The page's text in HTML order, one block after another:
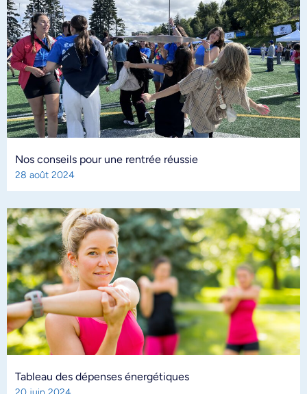
Nos conseils pour une rentrée réussie
28 août 2024
Tableau des dépenses énergétiques